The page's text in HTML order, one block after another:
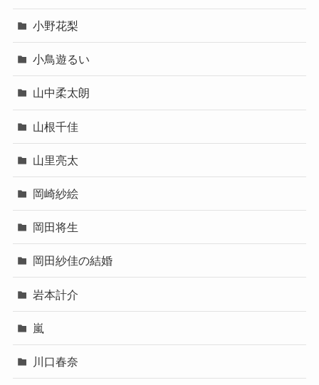
小野花梨
小鳥遊るい
山中柔太朗
山根千佳
山里亮太
岡崎紗絵
岡田将生
岡田紗佳の結婚
岩本計介
嵐
川口春奈